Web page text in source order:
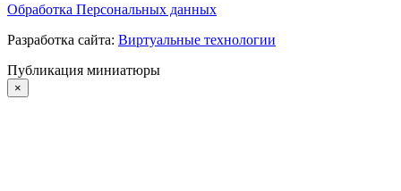
Обработка Персональных данных
Разработка сайта: Виртуальные технологии
Публикация миниатюры
×